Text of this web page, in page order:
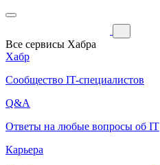
Все сервисы Хабра
Хабр
Сообщество IT-специалистов
Q&A
Ответы на любые вопросы об IT
Карьера